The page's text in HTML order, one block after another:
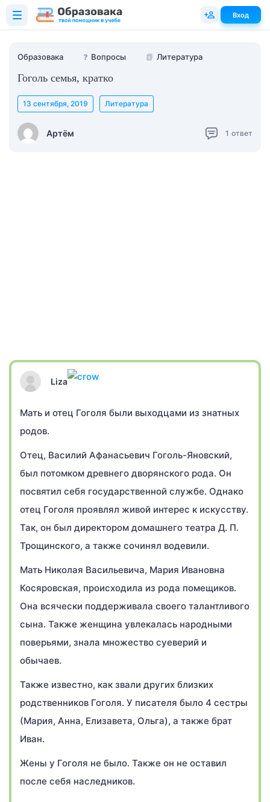
Образовака ❓ Вопросы 📗 Литература
Гоголь семья, кратко
Артём
13 сентября, 2019 Литература
1 ответ
Liza
Мать и отец Гоголя были выходцами из знатных
родов.
Отец, Василий Афанасьевич Гоголь-Яновский,
был потомком древнего дворянского рода. Он
посвятил себя государственной службе. Однако
отец Гоголя проявлял живой интерес к искусству.
Так, он был директором домашнего театра Д. П.
Трощинского, а также сочинял водевили.
Мать Николая Васильевича, Мария Ивановна
Косяровская, происходила из рода помещиков.
Она всячески поддерживала своего талантливого
сына. Также женщина увлекалась народными
поверьями, знала множество суеверий и
обычаев.
Также известно, как звали других близких
родственников Гоголя. У писателя было 4 сестры
(Мария, Анна, Елизавета, Ольга), а также брат
Иван.
Жены у Гоголя не было. Также он не оставил
после себя наследников.
Вход